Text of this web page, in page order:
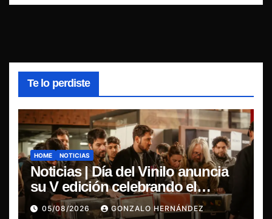
Te lo perdiste
HOME NOTICIAS
Noticias | Día del Vinilo anuncia
su V edición celebrando el
regreso del 7″ fabricado en Chile
05/08/2026 GONZALO HERNÁNDEZ